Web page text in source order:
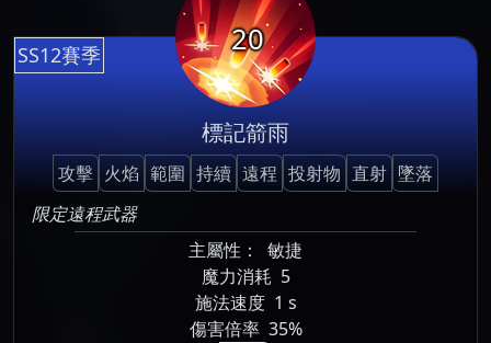
SS12賽季 20
標記箭雨
攻擊 火焰 範圍 持續 遠程 投射物 直射 墜落
限定遠程武器
主屬性：
敏捷
魔力消耗 5
施法速度 1 s
傷害倍率 35%